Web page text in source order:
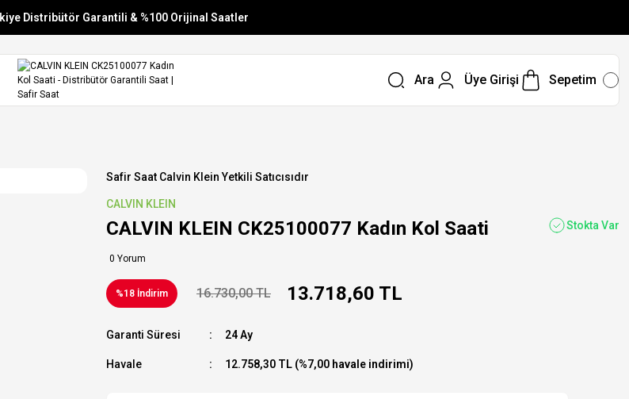
Distribütör Garantili & %100 Orijinal Saatler
Vade Farksız 6 Taksit
Aynı Gün Stoktan Gönderim Ara Üye Girişi Sepetim
Safir Saat Calvin Klein Yetkili Satıcısıdır
CALVIN KLEIN
CALVIN KLEIN CK25100077 Kadın Kol Saati
0 Yorum
Stokta Var
%18 İndirim 16.730,00 TL 13.718,60 TL
Garanti Süresi 24 Ay
Havale 12.758,30 TL (%7,00 havale indirimi)